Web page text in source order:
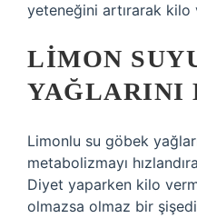
yeteneğini artırarak kilo
LIMON
YAĞLARINI
Limonlu su göbek
metabolizmayı
Diyet yaparken kilo
olmazsa olmaz bir